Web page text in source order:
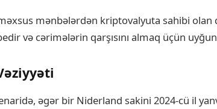
mənbələrdən kriptovalyuta sahibi
və cərimələrin qarşısını almaq üçün
əgər bir Niderland sakini 2024-cü il